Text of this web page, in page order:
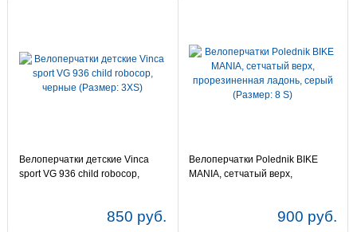
Велоперчатки детские Vinca
sport VG 936 child robocop,
850 руб.
Велоперчатки Polednik BIKE
MANIA, сетчатый верх,
900 руб.